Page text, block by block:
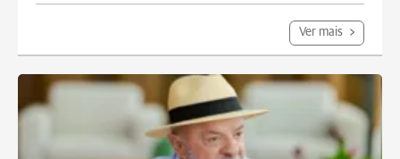
Ver mais